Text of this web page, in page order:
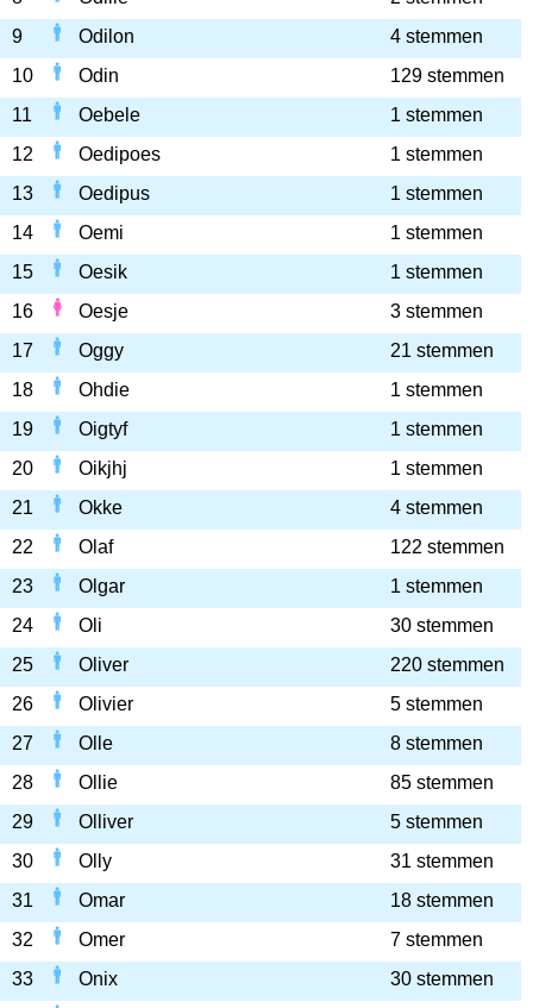
9
Odilon
4 stemmen
10
Odin
129 stemmen
11
Oebele
1 stemmen
12
Oedipoes
1 stemmen
13
Oedipus
1 stemmen
14
Oemi
1 stemmen
15
Oesik
1 stemmen
16
Oesje
3 stemmen
17
Oggy
21 stemmen
18
Ohdie
1 stemmen
19
Oigtyf
1 stemmen
20
Oikjhj
1 stemmen
21
Okke
4 stemmen
22
Olaf
122 stemmen
23
Olgar
1 stemmen
24
Oli
30 stemmen
25
Oliver
220 stemmen
26
Olivier
5 stemmen
27
Olle
8 stemmen
28
Ollie
85 stemmen
29
Olliver
5 stemmen
30
Olly
31 stemmen
31
Omar
18 stemmen
32
Omer
7 stemmen
33
Onix 30 stemmen